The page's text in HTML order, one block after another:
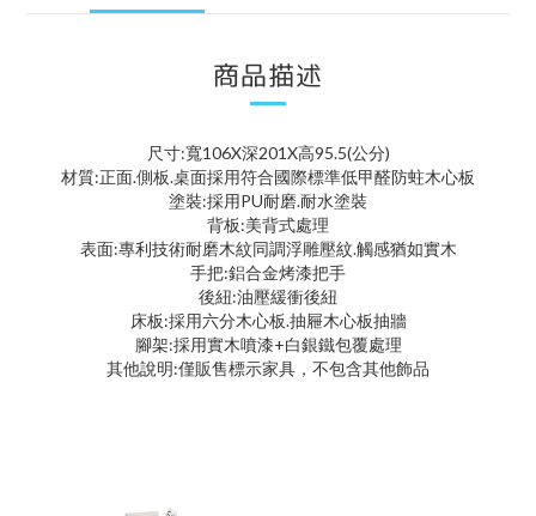
商品描述
尺寸:寬106X深201X高95.5(公分)
材質:正面.側板.桌面採用符合國際標準低甲醛防蛀木心板
塗裝:採用PU耐磨.耐水塗裝
背板:美背式處理
表面:專利技術耐磨木紋同調浮雕壓紋.觸感猶如實木
手把:鋁合金烤漆把手
後紐:油壓緩衝後紐
床板:採用六分木心板.抽屜木心板抽牆
腳架:採用實木噴漆+白銀鐵包覆處理
其他說明:僅販售標示家具，不包含其他飾品